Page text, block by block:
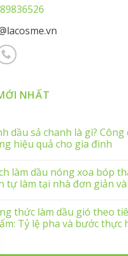
NHẤT
dầu sả chanh là gì? Công
hiệu quả cho gia đình
làm dầu nóng xoa bóp
tự làm tại nhà đơn giản
thức làm dầu gió theo
Tỷ lệ pha và bước thực